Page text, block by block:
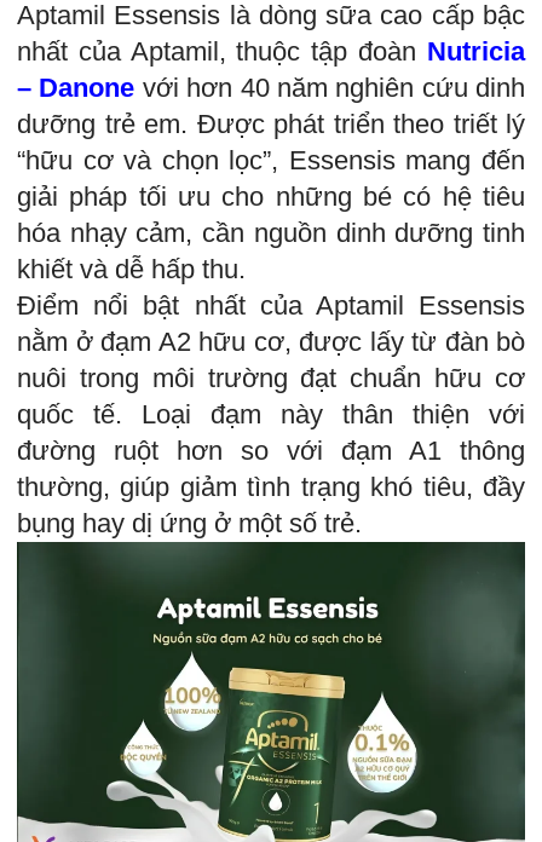
Aptamil Essensis là dòng sữa cao cấp bậc
nhất của Aptamil, thuộc tập đoàn Nutricia
– Danone với hơn 40 năm nghiên cứu dinh
dưỡng trẻ em. Được phát triển theo triết lý
“hữu cơ và chọn lọc”, Essensis mang đến
giải pháp tối ưu cho những bé có hệ tiêu
hóa nhạy cảm, cần nguồn dinh dưỡng tinh
khiết và dễ hấp thu.
Điểm nổi bật nhất của Aptamil Essensis
nằm ở đạm A2 hữu cơ, được lấy từ đàn bò
nuôi trong môi trường đạt chuẩn hữu cơ
quốc tế. Loại đạm này thân thiện với
đường ruột hơn so với đạm A1 thông
thường, giúp giảm tình trạng khó tiêu, đầy
bụng hay dị ứng ở một số trẻ.